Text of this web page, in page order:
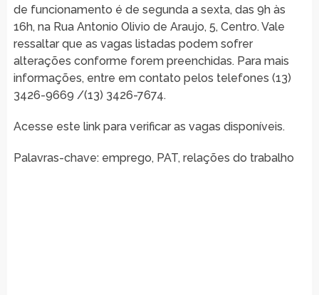
de funcionamento é de segunda a sexta, das 9h às
16h, na Rua Antonio Olivio de Araujo, 5, Centro. Vale
ressaltar que as vagas listadas podem sofrer
alterações conforme forem preenchidas. Para mais
informações, entre em contato pelos telefones (13)
3426-9669 /(13) 3426-7674.
Acesse este link para verificar as vagas disponíveis.
Palavras-chave: emprego, PAT, relações do trabalho